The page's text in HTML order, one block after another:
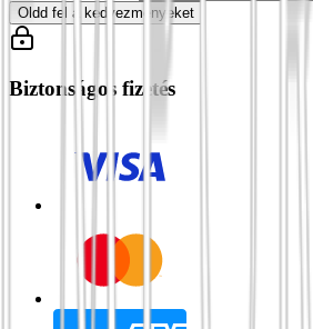
Oldd fel a kedvezményeket
Biztonságos fizetés